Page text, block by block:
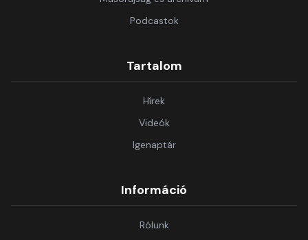
Podcastok
Tartalom
Hírek
Videók
Igenaptár
Információ
Rólunk